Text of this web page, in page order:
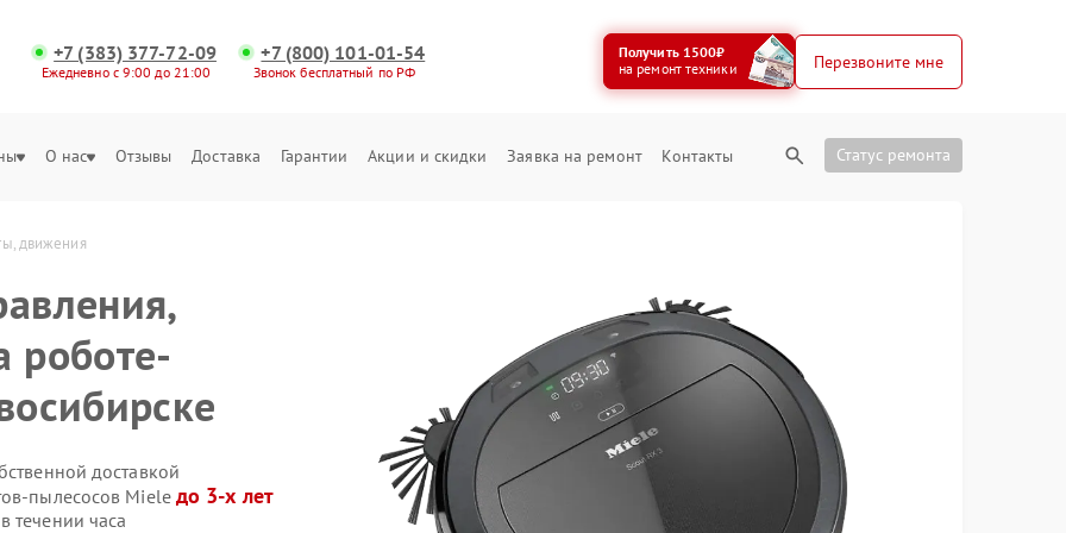
+7 (383) 377-72-09
Ежедневно с 9:00 до 21:00
+7 (800) 101-01-54
Звонок бесплатный по РФ
Получить 1500₽
на ремонт техники
Перезвоните мне
О нас Отзывы Доставка Гарантии Акции и скидки Заявка на ремонт Контакты Статус ремонта
движения
роботе-
доставкой
пылесосов Miele до 3-х лет
течении часа